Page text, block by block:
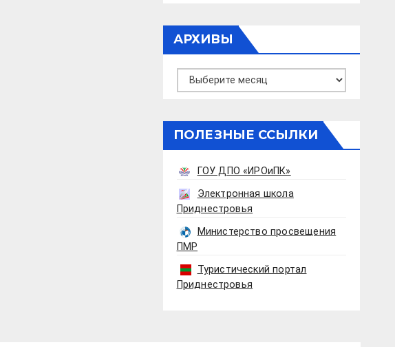
АРХИВЫ
Архивы
ПОЛЕЗНЫЕ ССЫЛКИ
ГОУ ДПО «ИРОиПК»
Электронная школа
Приднестровья
Министерство просвещения
ПМР
Туристический портал
Приднестровья